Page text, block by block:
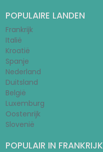
POPULAIRE LANDEN
Frankrijk
Italië
Kroatië
Spanje
Nederland
Duitsland
België
Luxemburg
Oostenrijk
Slovenië
POPULAIR IN FRANKRIJK